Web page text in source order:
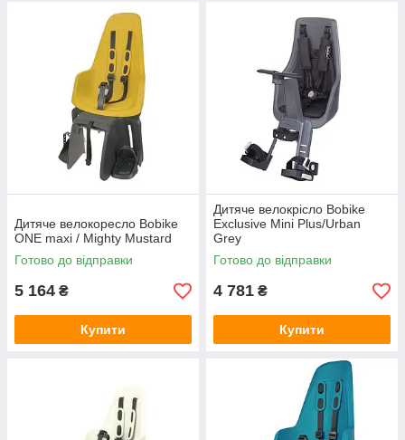
Дитяче велокоресло Bobike
ONE maxi / Mighty Mustard
Готово до відправки
5 164 ₴
Купити
Дитяче велокрісло Bobike
Exclusive Mini Plus/Urban
Grey
Готово до відправки
4 781 ₴
Купити